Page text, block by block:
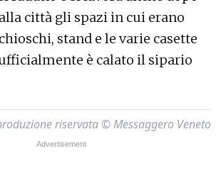
città gli spazi in cui erano
stand e le varie casette
è calato il sipario
riservata © Messaggero Veneto